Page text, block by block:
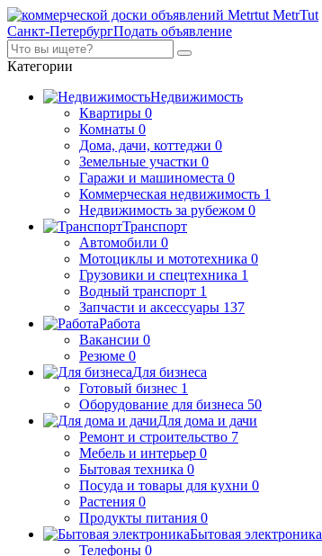
MetrTut
Санкт-ПетербургПодать объявление
Категории
Недвижимость
Квартиры 0
Комнаты 0
Дома, дачи, коттеджи 0
Земельные участки 0
Гаражи и машиноместа 0
Коммерческая недвижимость 1
Недвижимость за рубежом 0
Транспорт
Автомобили 0
Мотоциклы и мототехника 0
Грузовики и спецтехника 1
Водный транспорт 1
Запчасти и аксессуары 137
Работа
Вакансии 0
Резюме 0
Для бизнеса
Готовый бизнес 1
Оборудование для бизнеса 50
Для дома и дачи
Ремонт и строительство 7
Мебель и интерьер 0
Бытовая техника 0
Посуда и товары для кухни 0
Растения 0
Продукты питания 0
Бытовая электроника
Телефоны 0